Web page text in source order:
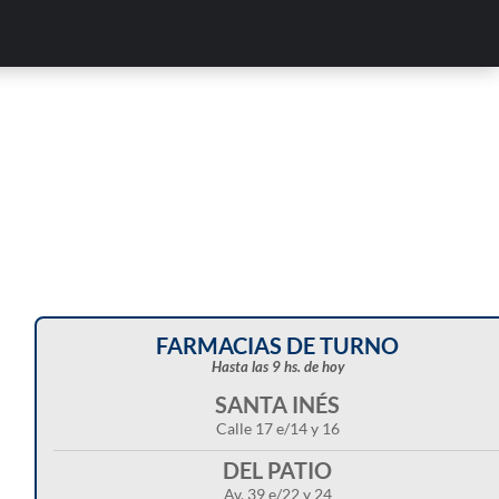
FARMACIAS DE TURNO
Hasta las 9 hs. de hoy
SANTA INÉS
Calle 17 e/14 y 16
DEL PATIO
Av. 39 e/22 y 24